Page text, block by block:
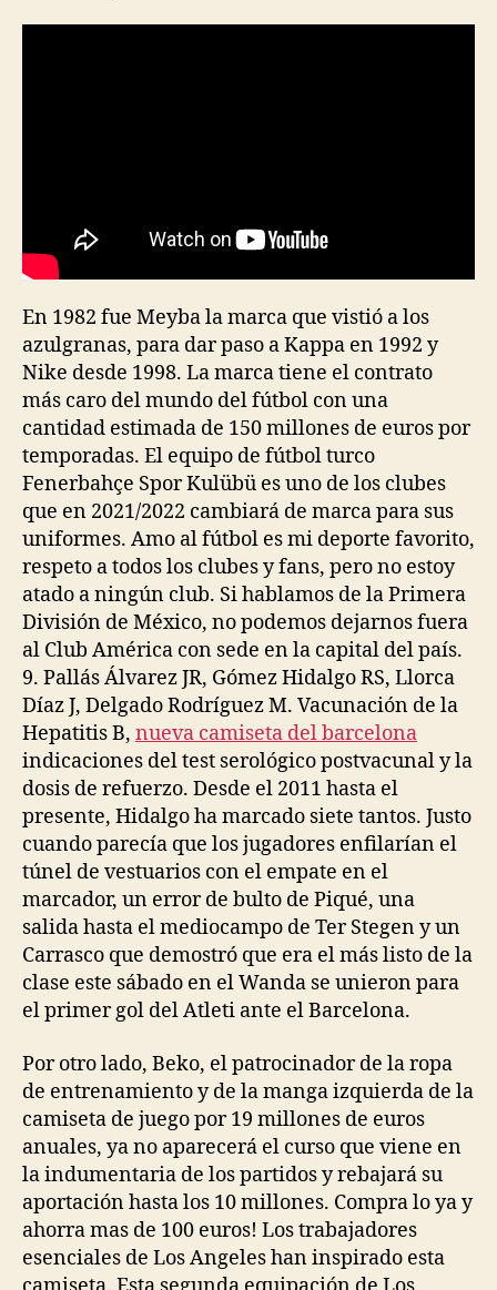
En 1982 fue Meyba la marca que vistió a los
azulgranas, para dar paso a Kappa en 1992 y
Nike desde 1998. La marca tiene el contrato
más caro del mundo del fútbol con una
cantidad estimada de 150 millones de euros por
temporadas. El equipo de fútbol turco
Fenerbahçe Spor Kulübü es uno de los clubes
que en 2021/2022 cambiará de marca para sus
uniformes. Amo al fútbol es mi deporte favorito,
respeto a todos los clubes y fans, pero no estoy
atado a ningún club. Si hablamos de la Primera
División de México, no podemos dejarnos fuera
al Club América con sede en la capital del país.
9. Pallás Álvarez JR, Gómez Hidalgo RS, Llorca
Díaz J, Delgado Rodríguez M. Vacunación de la
Hepatitis B, nueva camiseta del barcelona
indicaciones del test serológico postvacunal y la
dosis de refuerzo. Desde el 2011 hasta el
presente, Hidalgo ha marcado siete tantos. Justo
cuando parecía que los jugadores enfilarían el
túnel de vestuarios con el empate en el
marcador, un error de bulto de Piqué, una
salida hasta el mediocampo de Ter Stegen y un
Carrasco que demostró que era el más listo de la
clase este sábado en el Wanda se unieron para
el primer gol del Atleti ante el Barcelona.
Por otro lado, Beko, el patrocinador de la ropa
de entrenamiento y de la manga izquierda de la
camiseta de juego por 19 millones de euros
anuales, ya no aparecerá el curso que viene en
la indumentaria de los partidos y rebajará su
aportación hasta los 10 millones. Compra lo ya y
ahorra mas de 100 euros! Los trabajadores
esenciales de Los Angeles han inspirado esta